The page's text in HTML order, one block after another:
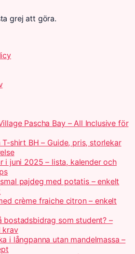
grej att göra.
Pascha Bay – All Inclusive för
T-shirt BH – Guide, pris, storlekar
i juni 2025 – lista, kalender och
pajdeg med potatis – enkelt
crème fraiche citron – enkelt
bostadsbidrag som student? –
krav
i långpanna utan mandelmassa –